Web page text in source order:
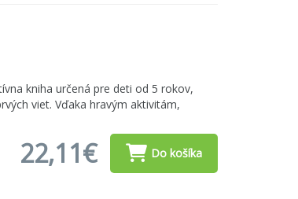
kniha určená pre deti od 5 rokov,
viet. Vďaka hravým aktivitám,
22,11€ Do košíka